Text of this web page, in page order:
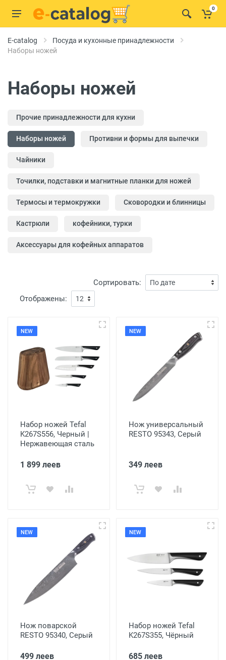
0
E-catalog
Посуда и кухонные принадлежности
Наборы ножей
Наборы ножей
Прочие принадлежности для кухни
Наборы ножей Противни и формы для выпечки
Чайники
Точилки, подставки и магнитные планки для ножей
Термосы и термокружки Сковородки и блинницы
Кастрюли кофейники, турки
Аксессуары для кофейных аппаратов
Сортировать:
Отображены:
NEW
Набор ножей Tefal
K267S556, Черный |
Нержавеющая сталь
1 899 леев
NEW
Нож универсальный
RESTO 95343, Серый
349 леев
NEW
Нож поварской
RESTO 95340, Серый
499 леев
NEW
Набор ножей Tefal
K267S355, Чёрный
685 леев